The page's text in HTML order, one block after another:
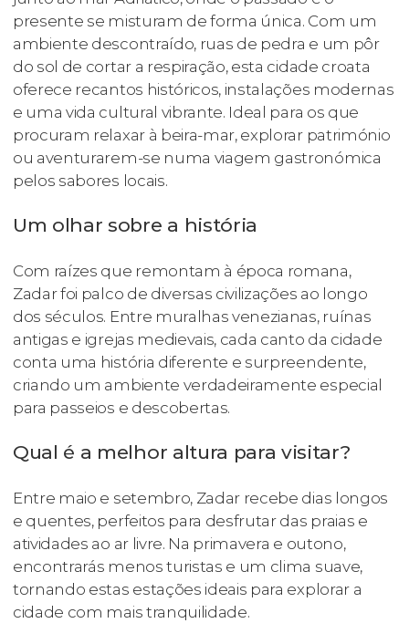
presente se misturam de forma única. Com um
ambiente descontraído, ruas de pedra e um pôr
do sol de cortar a respiração, esta cidade croata
oferece recantos históricos, instalações modernas
e uma vida cultural vibrante. Ideal para os que
procuram relaxar à beira-mar, explorar património
ou aventurarem-se numa viagem gastronómica
pelos sabores locais.
Um olhar sobre a história
Com raízes que remontam à época romana,
Zadar foi palco de diversas civilizações ao longo
dos séculos. Entre muralhas venezianas, ruínas
antigas e igrejas medievais, cada canto da cidade
conta uma história diferente e surpreendente,
criando um ambiente verdadeiramente especial
para passeios e descobertas.
Qual é a melhor altura para visitar?
Entre maio e setembro, Zadar recebe dias longos
e quentes, perfeitos para desfrutar das praias e
atividades ao ar livre. Na primavera e outono,
encontrarás menos turistas e um clima suave,
tornando estas estações ideais para explorar a
cidade com mais tranquilidade.